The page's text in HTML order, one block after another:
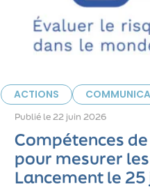
ACTIONS
Publié le22 juin 2026
Compétences
pour mesurer
Lancement le 25